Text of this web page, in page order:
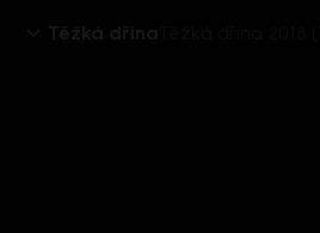
Těžká dřina